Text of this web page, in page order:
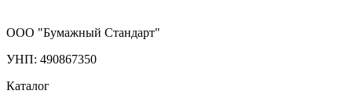
ООО "Бумажный Стандарт"
УНП: 490867350
Каталог